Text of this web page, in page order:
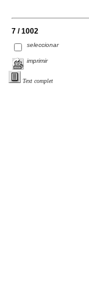
7 / 1002
seleccionar
imprimir
Text complet